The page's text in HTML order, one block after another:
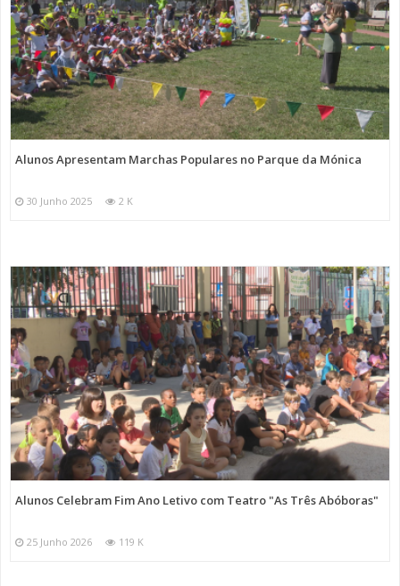
Alunos Apresentam Marchas Populares no Parque da Mónica
30 Junho 2025 2 K
Alunos Celebram Fim Ano Letivo com Teatro "As Três Abóboras"
25 Junho 2026 119 K